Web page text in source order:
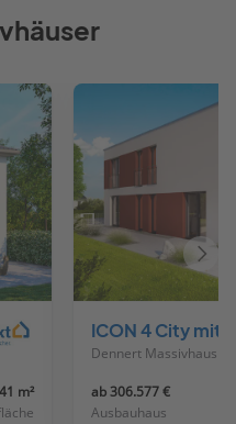
m²
Dennert Massivhaus
ab 306.577 €
Ausbauhaus
Haus